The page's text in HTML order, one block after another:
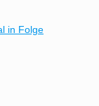
in Folge